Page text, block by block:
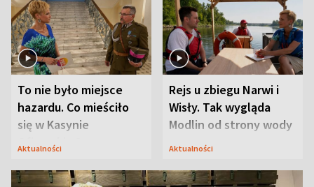
To nie było miejsce
hazardu. Co mieściło
się w Kasynie
Oficerskim?
Aktualności
Rejs u zbiegu Narwi i
Wisły. Tak wygląda
Modlin od strony wody
Aktualności